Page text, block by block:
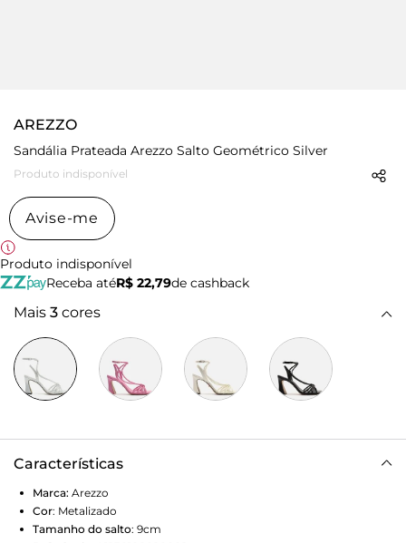
AREZZO
Sandália Prateada Arezzo Salto Geométrico Silver
Produto indisponível
Avise-me
Produto indisponível
Receba atéR$ 22,79de cashback
Mais 3 cores
Características
Marca: Arezzo
Cor: Metalizado
Tamanho do salto: 9cm